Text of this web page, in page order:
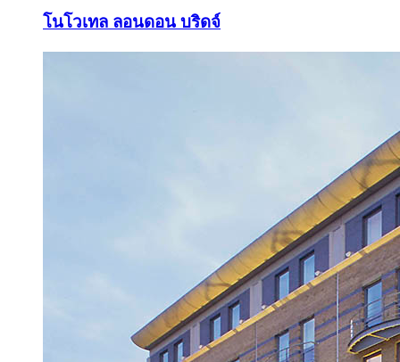
โนโวเทล ลอนดอน บริดจ์